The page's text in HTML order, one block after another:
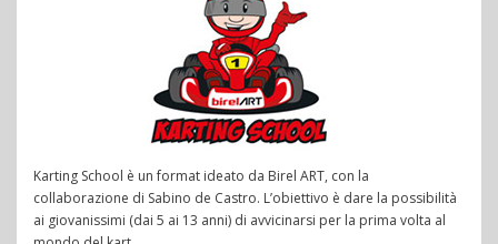
Karting School è un format ideato da Birel ART, con la
collaborazione di Sabino de Castro. L’obiettivo è dare la possibilità
ai giovanissimi (dai 5 ai 13 anni) di avvicinarsi per la prima volta al